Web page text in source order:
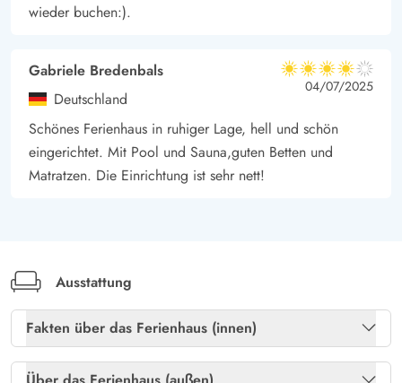
wieder buchen:).
Gabriele Bredenbals
Deutschland
4 von 5
4 von 5
4 out of 5
04/07/2025
Schönes Ferienhaus in ruhiger Lage, hell und schön
eingerichtet. Mit Pool und Sauna,guten Betten und
Matratzen. Die Einrichtung ist sehr nett!
Ausstattung
Fakten über das Ferienhaus (innen)
Freies Glasfasernetz
Ja